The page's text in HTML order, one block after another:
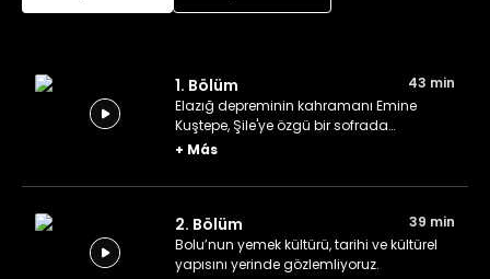
1. Bölüm
43 min
Elazığ depreminin kahramanı Emine
Kuştepe, Şile'ye özgü bir sofrada
ağırlanıyor.
+ Más
2. Bölüm
39 min
Bolu’nun yemek kültürü, tarihi ve kültürel
yapısını yerinde gözlemliyoruz.